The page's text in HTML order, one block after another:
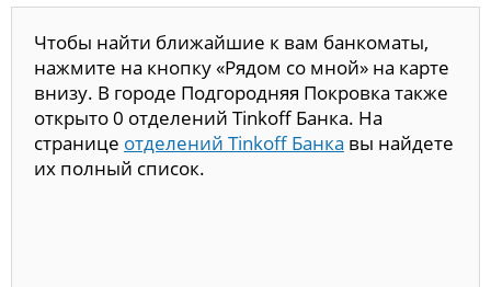
Чтобы найти ближайшие к вам банкоматы,
нажмите на кнопку «Рядом со мной» на карте
внизу. В городе Подгородняя Покровка также
открыто 0 отделений Tinkoff Банка. На
странице отделений Tinkoff Банка вы найдете
их полный список.